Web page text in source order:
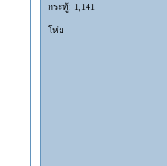
กระทู้: 1,141
โห่ย